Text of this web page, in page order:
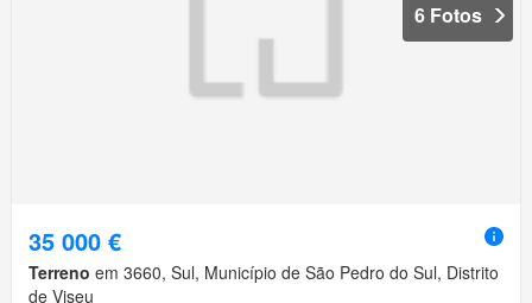
6 Fotos
35 000 €
Terreno em 3660, Sul, Município de São Pedro do Sul, Distrito
de Viseu